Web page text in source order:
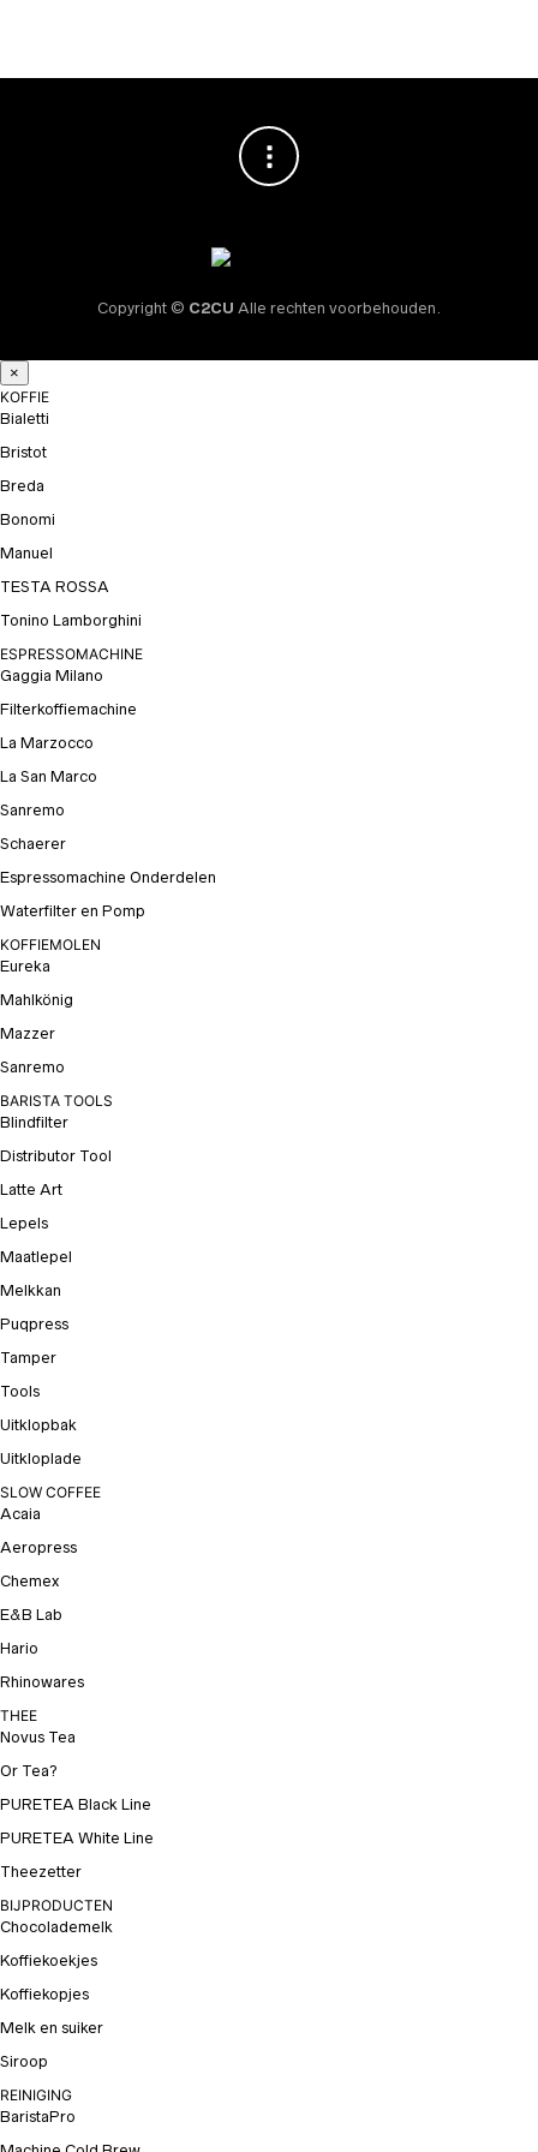
Copyright © C2CU Alle rechten voorbehouden.
×
KOFFIE
Bialetti
Bristot
Breda
Bonomi
Manuel
TESTA ROSSA
Tonino Lamborghini
ESPRESSOMACHINE
Gaggia Milano
Filterkoffiemachine
La Marzocco
La San Marco
Sanremo
Schaerer
Espressomachine Onderdelen
Waterfilter en Pomp
KOFFIEMOLEN
Eureka
Mahlkönig
Mazzer
Sanremo
BARISTA TOOLS
Blindfilter
Distributor Tool
Latte Art
Lepels
Maatlepel
Melkkan
Puqpress
Tamper
Tools
Uitklopbak
Uitkloplade
SLOW COFFEE
Acaia
Aeropress
Chemex
E&B Lab
Hario
Rhinowares
THEE
Novus Tea
Or Tea?
PURETEA Black Line
PURETEA White Line
Theezetter
BIJPRODUCTEN
Chocolademelk
Koffiekoekjes
Koffiekopjes
Melk en suiker
Siroop
REINIGING
BaristaPro